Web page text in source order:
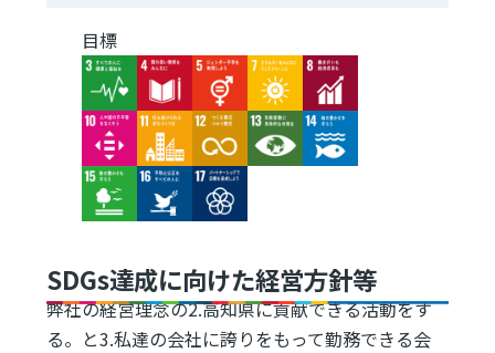
目標
Image
Image Image Image Image
Image Image Image Image Image
Image Image Image
SDGs達成に向けた経営方針等
弊社の経営理念の2.高知県に貢献できる活動をす
る。と3.私達の会社に誇りをもって勤務できる会